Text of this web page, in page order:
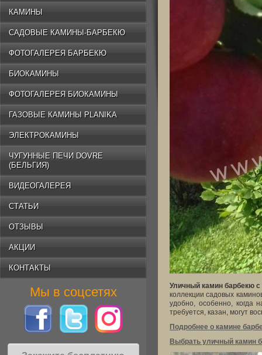
КАМИНЫ
САДОВЫЕ КАМИНЫ-БАРБЕКЮ
ФОТОГАЛЕРЕЯ БАРБЕКЮ
БИОКАМИНЫ
ФОТОГАЛЕРЕЯ БИОКАМИНЫ
ГАЗОВЫЕ КАМИНЫ PLANIKA
ЭЛЕКТРОКАМИНЫ
ЧУГУННЫЕ ПЕЧИ DOVRE
(БЕЛЬГИЯ)
ВИДЕОГАЛЕРЕЯ
СТАТЬИ
ОТЗЫВЫ
АКЦИИ
КОНТАКТЫ
Мы в соцсетях
Уличный камин барбекю
коллекции садовых
удобно, особенно,
требуется, казан, могут
Подробнее о камине
Выбрать уличный камин